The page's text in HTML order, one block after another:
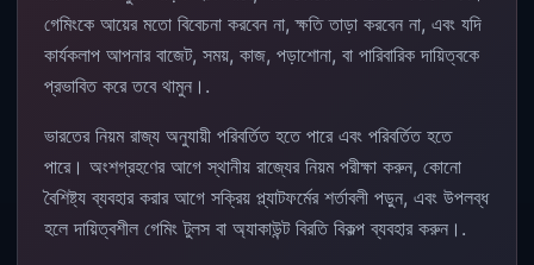
গেমিংকে আয়ের মতো বিবেচনা করবেন না, ক্ষতি তাড়া করবেন না, এবং যদি
কার্যকলাপ আপনার বাজেট, সময়, কাজ, পড়াশোনা, বা পারিবারিক দায়িত্বকে
প্রভাবিত করে তবে থামুন।.
ভারতের নিয়ম রাজ্য অনুযায়ী পরিবর্তিত হতে পারে এবং পরিবর্তিত হতে
পারে। অংশগ্রহণের আগে স্থানীয় রাজ্যের নিয়ম পরীক্ষা করুন, কোনো
বৈশিষ্ট্য ব্যবহার করার আগে সক্রিয় প্ল্যাটফর্মের শর্তাবলী পড়ুন, এবং উপলব্ধ
হলে দায়িত্বশীল গেমিং টুলস বা অ্যাকাউন্ট বিরতি বিকল্প ব্যবহার করুন।.